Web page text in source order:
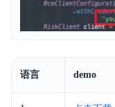
语言 demo